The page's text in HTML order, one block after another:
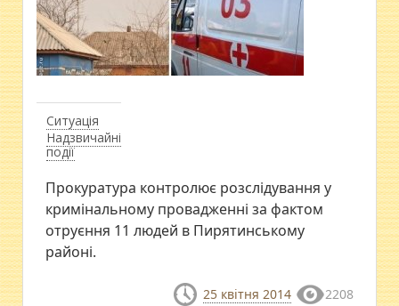
Ситуація
Надзвичайні
події
Прокуратура контролює розслідування у
кримінальному провадженні за фактом
отруєння 11 людей в Пирятинському
районі.
25 квітня 2014 2208